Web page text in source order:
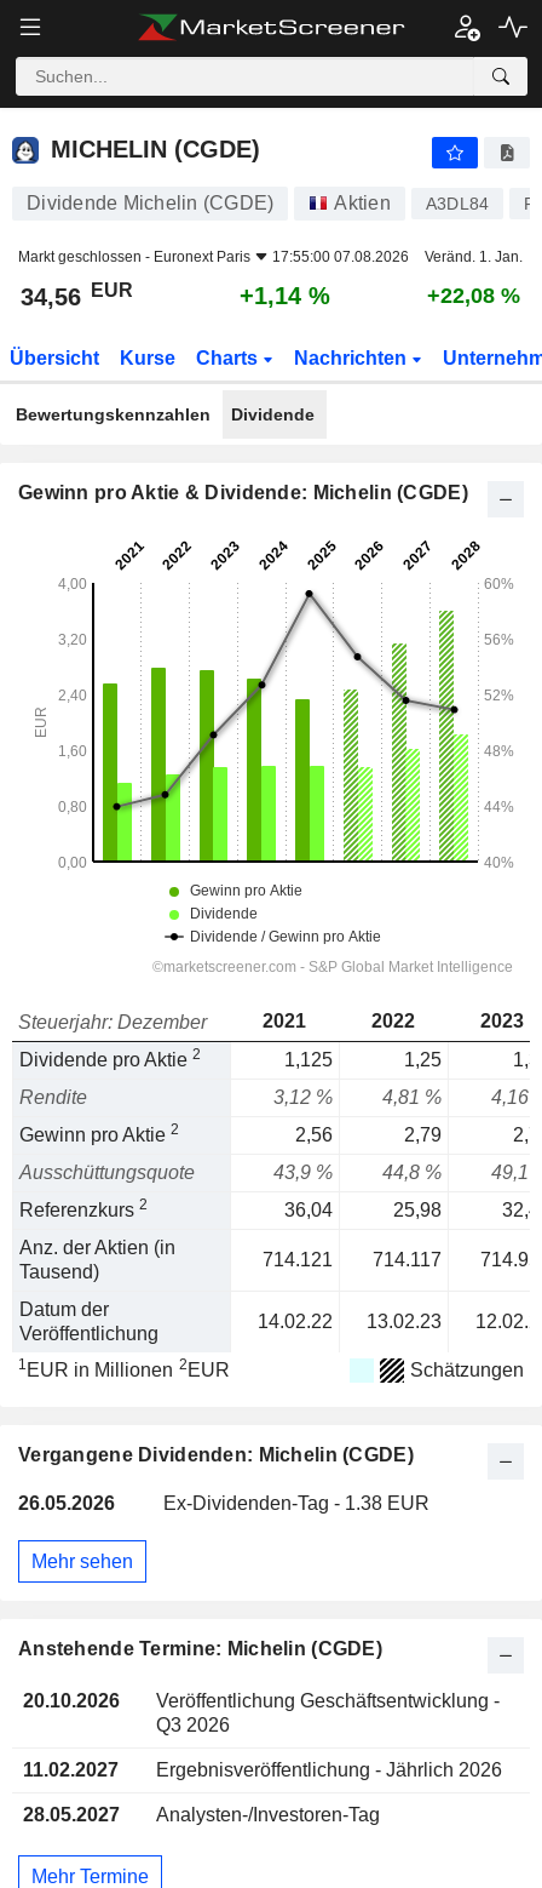
MICHELIN (CGDE)
MICHELIN (CGDE)
Dividende Michelin (CGDE) Aktien A3DL84
Markt geschlossen - Euronext Paris 17:55:00 07.08.2026 Veränd. 1. Jan.
34,56 EUR +1,14 % +22,08 %
Übersicht Kurse Charts Nachrichten
Bewertungskennzahlen Dividende
Gewinn pro Aktie & Dividende: Michelin (CGDE)
Steuerjahr: Dezember 2021 2022
2023
Dividende pro Aktie 2 1,125 1,25
Rendite
3,12 % 4,81 %
4,16
Gewinn pro Aktie 2 2,56 2,79
Ausschüttungsquote
43,9 % 44,8 %
49,1
Referenzkurs 2 36,04 25,98
Anz. der Aktien (in
Tausend)
714.121 714.117
Datum der
Veröffentlichung
14.02.22 13.02.23
1 EUR in Millionen 2 EUR Schätzungen
Vergangene Dividenden: Michelin (CGDE)
26.05.2026 Ex-Dividenden-Tag - 1.38 EUR
Mehr sehen
Anstehende Termine: Michelin (CGDE)
20.10.2026
Veröffentlichung Geschäftsentwicklung -
Q3 2026
11.02.2027 Ergebnisveröffentlichung - Jährlich 2026
28.05.2027 Analysten-/Investoren-Tag
Mehr Termine